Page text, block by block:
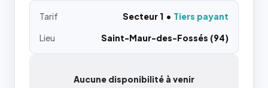
Tarif Secteur 1
Tiers payant
Lieu
Saint-Maur-des-Fossés (94)
Aucune disponibilité à venir